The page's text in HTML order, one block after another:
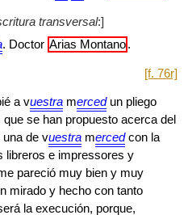
transversal:]
. Doctor Arias Montano.
[f. 76r]
a vuestra mercedun pliego
se han propuesto acerca del
una de vuestra mercedcon la
libreros e impressores y
pareció muy bien y muy
mirado y hecho con tanto
la execución, porque,